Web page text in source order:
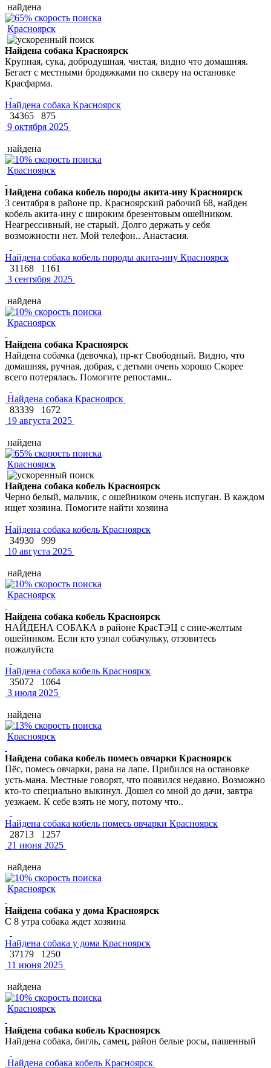
найдена
Красноярск
Найдена собака Красноярск
Крупная, сука, добродушная, чистая, видно что домашняя.
Бегает с местными бродяжками по скверу на остановке
Красфарма.
Найдена собака Красноярск
34365
875
9 октября 2025
найдена
Красноярск
Найдена собака кобель породы акита-ину Красноярск
3 сентября в районе пр. Красноярский рабочий 68, найден
кобель акита-ину с широким брезентовым ошейником.
Неагрессивный, не старый. Долго держать у себя
возможности нет. Мой телефон.. Анастасия.
Найдена собака кобель породы акита-ину Красноярск
31168
1161
3 сентября 2025
найдена
Красноярск
Найдена собака Красноярск
Найдена собачка (девочка), пр-кт Свободный. Видно, что
домашняя, ручная, добрая, с детьми очень хорошо Скорее
всего потерялась. Помогите репостами..
Найдена собака Красноярск
83339
1672
19 августа 2025
найдена
Красноярск
Найдена собака кобель Красноярск
Черно белый, мальчик, с ошейником очень испуган. В каждом
ищет хозяина. Помогите найти хозяина
Найдена собака кобель Красноярск
34930
999
10 августа 2025
найдена
Красноярск
Найдена собака кобель Красноярск
НАЙДЕНА СОБАКА в районе КрасТЭЦ с сине-желтым
ошейником. Если кто узнал собачульку, отзовитесь
пожалуйста
Найдена собака кобель Красноярск
35072
1064
3 июля 2025
найдена
Красноярск
Найдена собака кобель помесь овчарки Красноярск
Пёс, помесь овчарки, рана на лапе. Прибился на остановке
усть-мана. Местные говорят, что появился недавно. Возможно
кто-то специально выкинул. Дошел со мной до дачи, завтра
уезжаем. К себе взять не могу, потому что..
Найдена собака кобель помесь овчарки Красноярск
28713
1257
21 июня 2025
найдена
Красноярск
Найдена собака у дома Красноярск
С 8 утра собака ждет хозяина
Найдена собака у дома Красноярск
37179
1250
11 июня 2025
найдена
Красноярск
Найдена собака кобель Красноярск
Найдена собака, бигль, самец, район белые росы, пашенный
Найдена собака кобель Красноярск